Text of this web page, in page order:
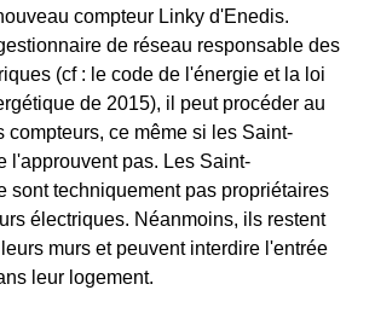
compteur Linky d'Enedis.
de réseau responsable des
(cf : le code de l'énergie et la loi
de 2015), il peut procéder au
compteurs, ce même si les Saint-
l'approuvent pas. Les Saint-
sont techniquement pas propriétaires
électriques. Néanmoins, ils restent
murs et peuvent interdire l'entrée
leur logement.